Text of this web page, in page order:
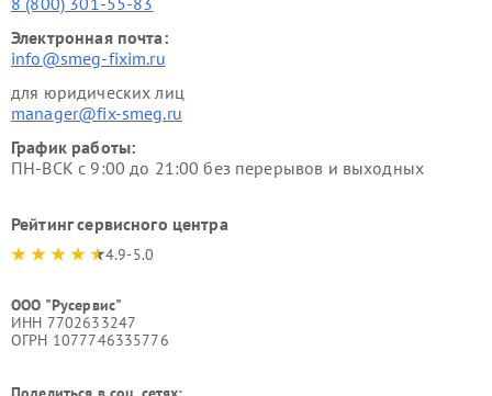
Электронная почта:
info@smeg-fixim.ru
для юридических лиц
manager@fix-smeg.ru
График работы:
ПН-ВСК с 9:00 до 21:00 без перерывов и выходных
Рейтинг сервисного центра
4.9-5.0
ООО "Русервис"
ИНН 7702633247
ОГРН 1077746335776